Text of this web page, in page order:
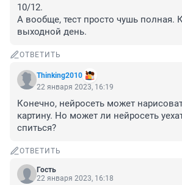
10/12.
А вообще, тест просто чушь полная.
выходной день.
ОТВЕТИТЬ
Thinking2010
22 января 2023, 16:19
Конечно, нейросеть может
картину. Но может ли нейросеть
спиться?
ОТВЕТИТЬ
Гость
22 января 2023, 16:18